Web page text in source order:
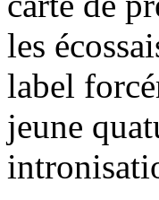
les
label
jeune